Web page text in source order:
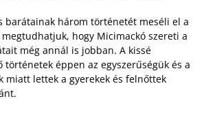
barátainak három történetét meséli el a
hogy Micimackó szereti a
még annál is jobban. A kissé
történetek éppen az egyszerűségük és a
miatt lettek a gyerekek és felnőttek